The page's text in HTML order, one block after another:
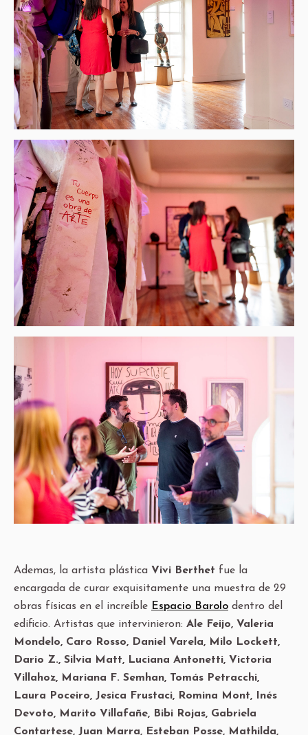
Ademas, la artista plástica Vivi Berthet fue la
encargada de curar exquisitamente una muestra de 29
obras físicas en el increíble Espacio Barolo dentro del
edificio. Artistas que intervinieron: Ale Feijo, Valeria
Mondelo, Caro Rosso, Daniel Varela, Milo Lockett,
Dario Z., Silvia Matt, Luciana Antonetti, Victoria
Villahoz, Mariana F. Semhan, Tomás Petracchi,
Laura Poceiro, Jesica Frustaci, Romina Mont, Inés
Devoto, Marito Villafañe, Bibi Rojas, Gabriela
Contartese, Juan Marra, Esteban Posse, Mathilda,